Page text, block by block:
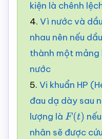
kiện là chênh
4. Vì nước và
nhau nên nếu
thành một
nước
5. Vi khuẩn HP
đau dạ dày sau
lượng là F(t)
nhân sẽ được